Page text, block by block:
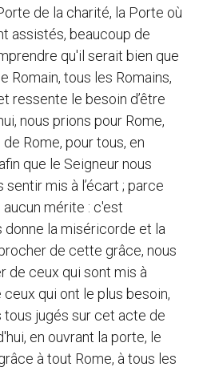
de la charité, la Porte où
assistés, beaucoup de
qu'il serait bien que
Romain, tous les Romains,
ressente le besoin d’être
nous prions pour Rome,
Rome, pour tous, en
que le Seigneur nous
mis à l’écart ; parce
aucun mérite : c'est
donne la miséricorde et la
de cette grâce, nous
de ceux qui sont mis à
ceux qui ont le plus besoin,
tous jugés sur cet acte de
en ouvrant la porte, le
à tout Rome, à tous les